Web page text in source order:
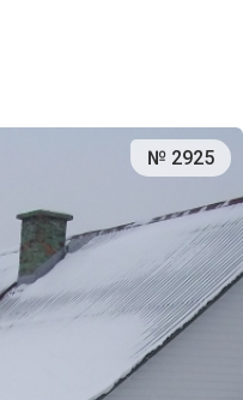
№ 2925